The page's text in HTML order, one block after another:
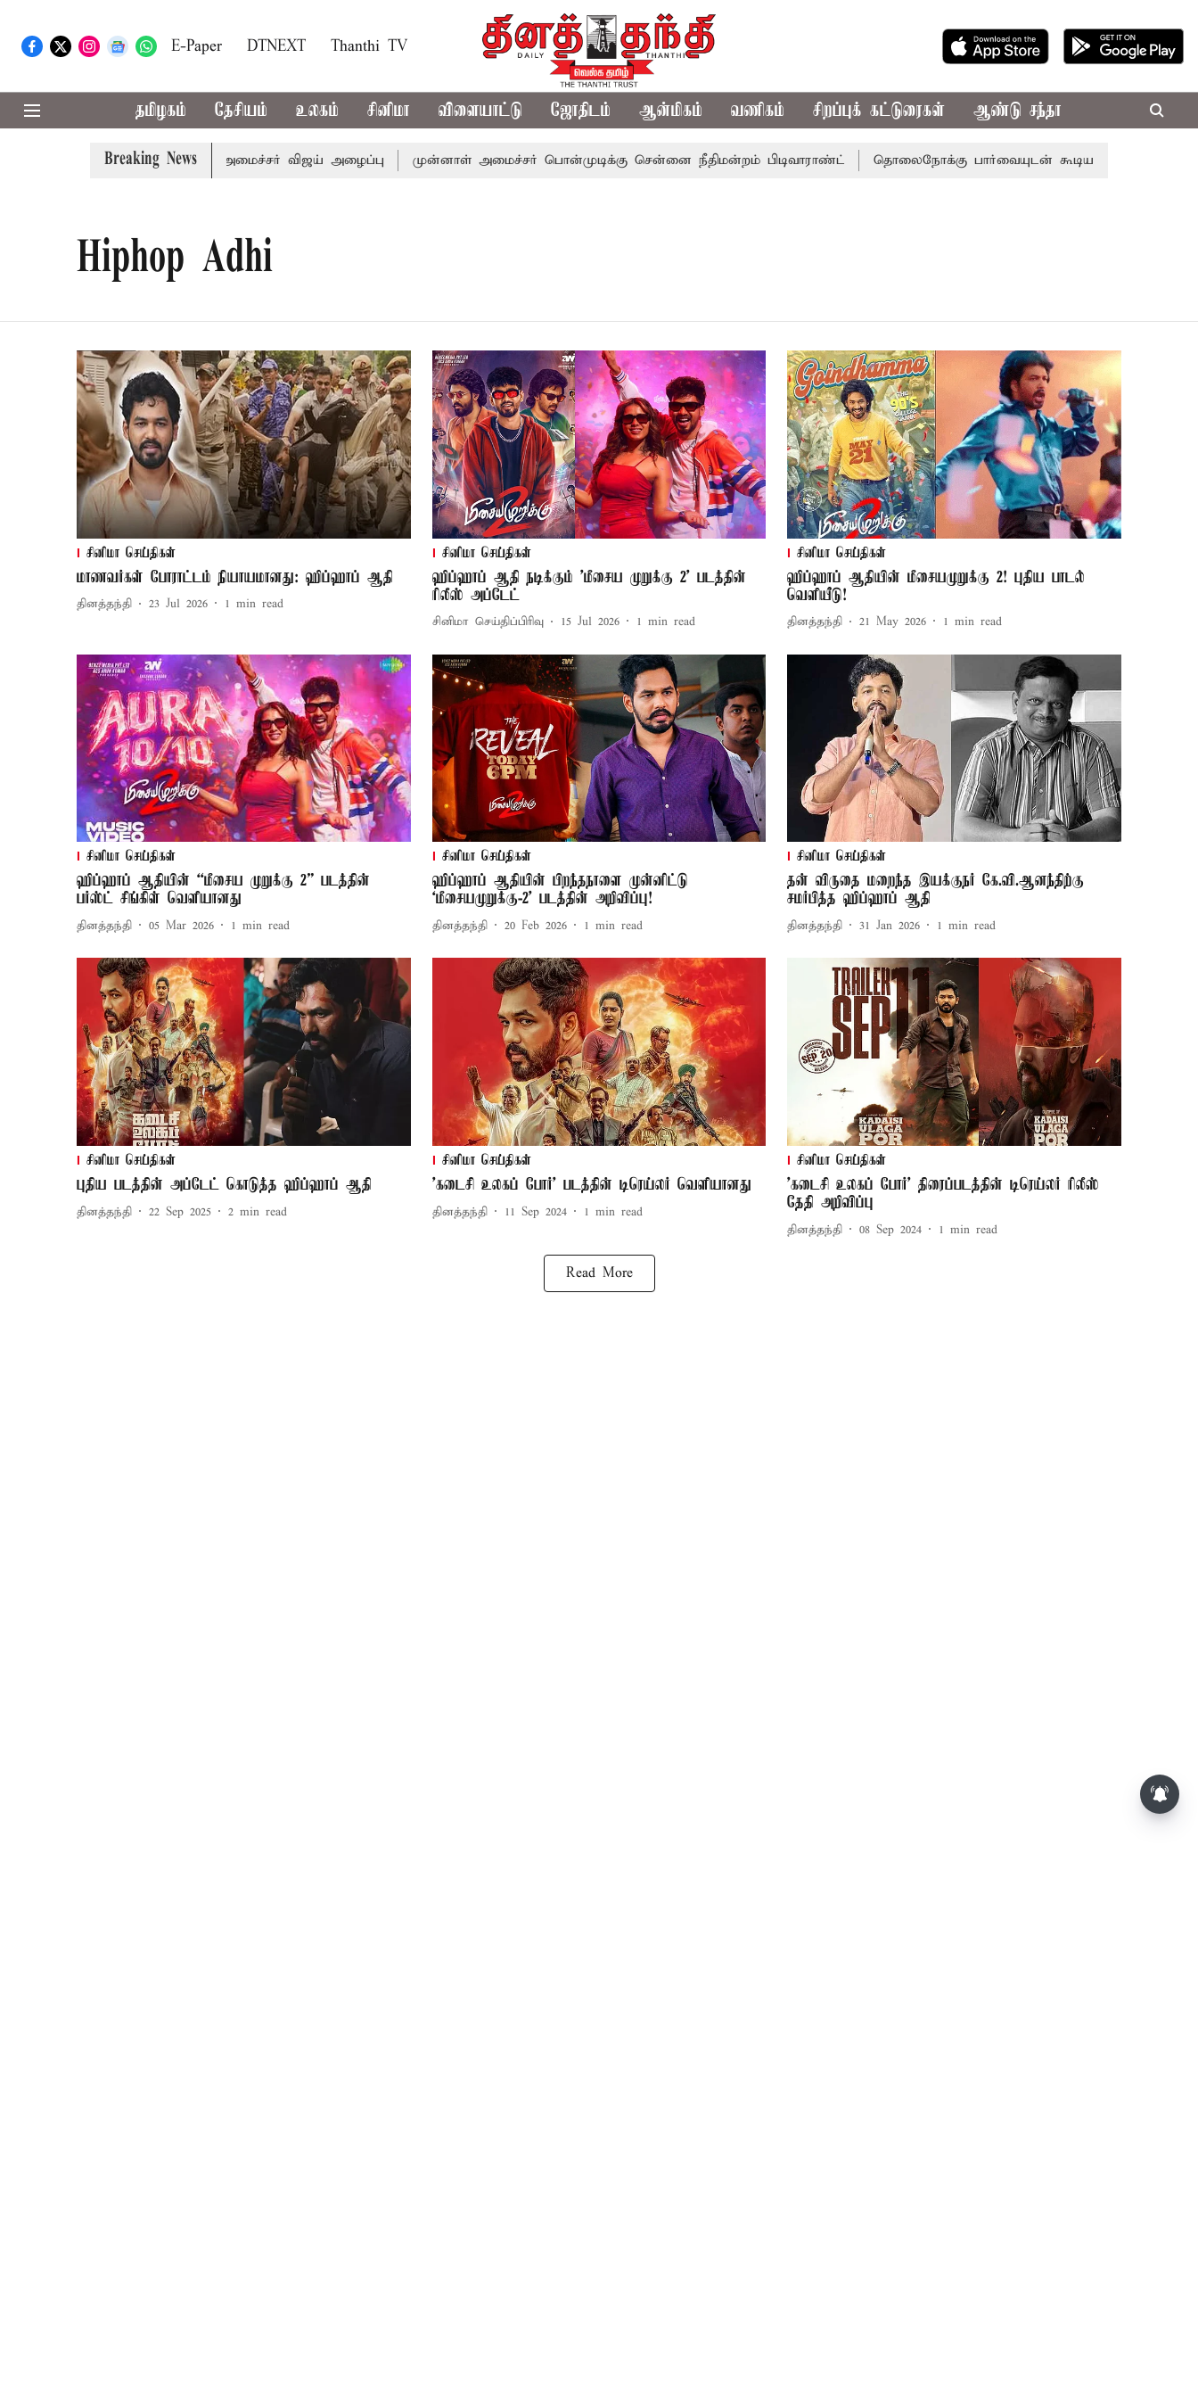
E-Paper DTNEXT Thanthi TV
தமிழகம் தேசியம் உலகம் சினிமா விளையாட்டு ஜோதிடம் ஆன்மிகம் வணிகம் சிறப்புக் கட்டுரைகள் ஆண்டு சந்தா
Breaking News
கூட்டத்துக்கு முதல்-அமைச்சர் விஜய் அழைப்பு முன்னாள் அமைச்சர் பொன்முடிக்கு சென்னை நீதிமன்றம் பிடிவாராண்ட் தொலைநோக்கு பார்வையுடன் கூடிய வேளாண் பட்ஜெட்:
Hiphop Adhi
சினிமா செய்திகள்
மாணவர்கள் போராட்டம் நியாயமானது: ஹிப்ஹாப் ஆதி
தினத்தந்தி 23 Jul 2026 1 min read
சினிமா செய்திகள்
ஹிப்ஹாப் ஆதி நடிக்கும் 'மீசைய முறுக்கு 2' படத்தின்
ரிலீஸ் அப்டேட்
சினிமா செய்திப்பிரிவு 15 Jul 2026 1 min read
சினிமா செய்திகள்
ஹிப்ஹாப் ஆதியின் மீசையமுறுக்கு 2! புதிய பாடல்
வெளியீடு!
தினத்தந்தி 21 May 2026 1 min read
சினிமா செய்திகள்
ஹிப்ஹாப் ஆதியின் “மீசைய முறுக்கு 2” படத்தின்
பர்ஸ்ட் சிங்கிள் வெளியானது
தினத்தந்தி 05 Mar 2026 1 min read
சினிமா செய்திகள்
ஹிப்ஹாப் ஆதியின் பிறந்தநாளை முன்னிட்டு
‘மீசையமுறுக்கு-2’ படத்தின் அறிவிப்பு!
தினத்தந்தி 20 Feb 2026 1 min read
சினிமா செய்திகள்
தன் விருதை மறைந்த இயக்குநர் கே.வி.ஆனந்திற்கு
சமர்பித்த ஹிப்ஹாப் ஆதி
தினத்தந்தி 31 Jan 2026 1 min read
சினிமா செய்திகள்
புதிய படத்தின் அப்டேட் கொடுத்த ஹிப்ஹாப் ஆதி
தினத்தந்தி 22 Sep 2025 2 min read
சினிமா செய்திகள்
'கடைசி உலகப் போர்' படத்தின் டிரெய்லர் வெளியானது
தினத்தந்தி 11 Sep 2024 1 min read
சினிமா செய்திகள்
'கடைசி உலகப் போர்' திரைப்படத்தின் டிரெய்லர் ரிலீஸ்
தேதி அறிவிப்பு
தினத்தந்தி 08 Sep 2024 1 min read
Read More